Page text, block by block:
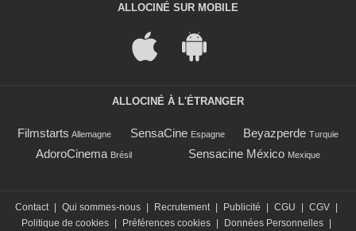
ALLOCINÉ SUR MOBILE
ALLOCINÉ À L'ÉTRANGER
Filmstarts Allemagne SensaCine Espagne Beyazperde Turquie
AdoroCinema Brésil Sensacine México Mexique
Contact | Qui sommes-nous | Recrutement | Publicité | CGU | CGV |
Politique de cookies | Préférences cookies | Données Personnelles |